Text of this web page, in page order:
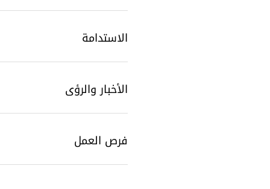
الاستدامة
الأخبار والرؤى
فرص العمل